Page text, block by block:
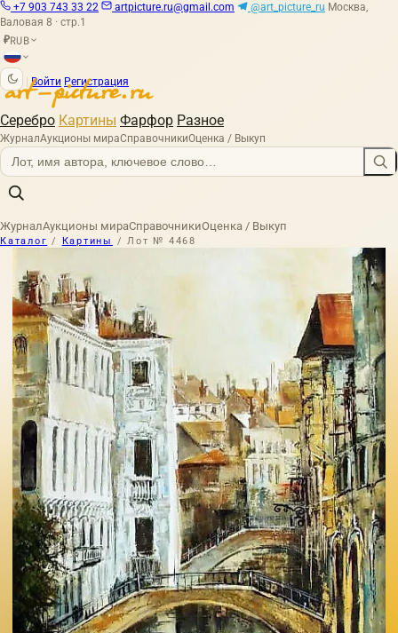
+7 903 743 33 22 artpicture.ru@gmail.com @art_picture_ru Москва,
Валовая 8 · стр.1
₽RUB
Войти Регистрация
Серебро Картины Фарфор Разное
ЖурналАукционы мираСправочникиОценка / Выкуп
ЖурналАукционы мираСправочникиОценка / Выкуп
Каталог / Картины / Лот № 4468